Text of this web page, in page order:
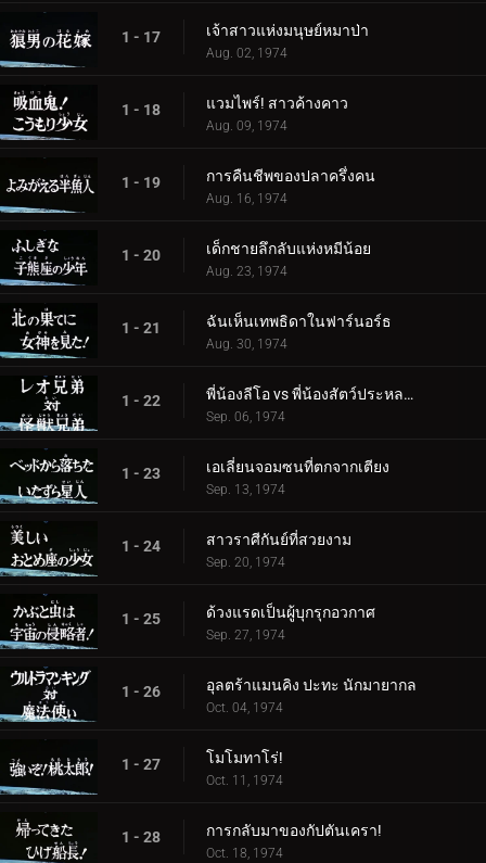
1 - 17 เจ้าสาวแห่งมนุษย์หมาป่า
Aug. 02, 1974
1 - 18 แวมไพร์! สาวค้างคาว
Aug. 09, 1974
1 - 19 การคืนชีพของปลาครึ่งคน
Aug. 16, 1974
1 - 20 เด็กชายลึกลับแห่งหมีน้อย
Aug. 23, 1974
1 - 21 ฉันเห็นเทพธิดาในฟาร์นอร์ธ
Aug. 30, 1974
1 - 22 พี่น้องลีโอ vs พี่น้องสัตว์ประหลาด
Sep. 06, 1974
1 - 23 เอเลี่ยนจอมซนที่ตกจากเตียง
Sep. 13, 1974
1 - 24 สาวราศีกันย์ที่สวยงาม
Sep. 20, 1974
1 - 25 ด้วงแรดเป็นผู้บุกรุกอวกาศ
Sep. 27, 1974
1 - 26 อุลตร้าแมนคิง ปะทะ นักมายากล
Oct. 04, 1974
1 - 27 โมโมทาโร่!
Oct. 11, 1974
1 - 28 การกลับมาของกัปตันเครา!
Oct. 18, 1974